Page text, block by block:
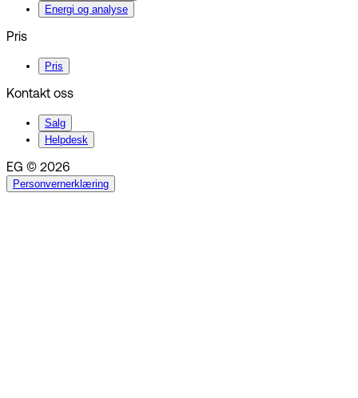
Energi og analyse
Pris
Pris
Kontakt oss
Salg
Helpdesk
EG © 2026
Personvernerklæring